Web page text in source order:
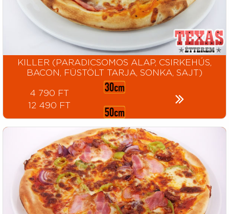
KILLER (PARADICSOMOS ALAP, CSIRKEHÚS,
BACON, FÜSTÖLT TARJA, SONKA, SAJT)
4 790 FT
12 490 FT